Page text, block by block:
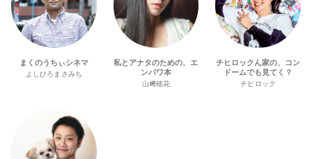
まくのうちぃシネマ
よしひろまさみち
私とアナタのための、エ
ンパワ本
山﨑穂花
チヒロックん家の、コン
ドームでも見てく？
チヒロック